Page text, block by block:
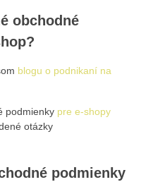
obchodné
blogu o podnikaní na
podmienky pre e-shopy
otázky
podmienky